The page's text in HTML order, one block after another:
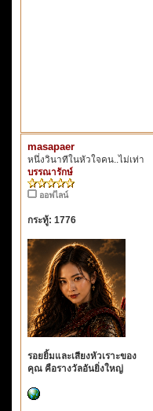
masapaer
หนึ่งวินาทีในหัวใจคน..ไม่เท่า
บรรณารักษ์
ออฟไลน์
กระทู้: 1776
รอยยิ้มและเสียงหัวเราะของ
คุณ คือรางวัลอันยิ่งใหญ่